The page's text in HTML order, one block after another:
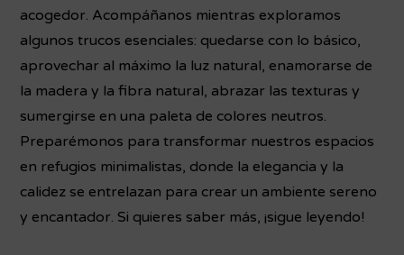
acogedor. Acompáñanos mientras exploramos
algunos trucos esenciales: quedarse con lo básico,
aprovechar al máximo la luz natural, enamorarse de
la madera y la fibra natural, abrazar las texturas y
sumergirse en una paleta de colores neutros.
Preparémonos para transformar nuestros espacios
en refugios minimalistas, donde la elegancia y la
calidez se entrelazan para crear un ambiente sereno
y encantador. Si quieres saber más, ¡sigue leyendo!